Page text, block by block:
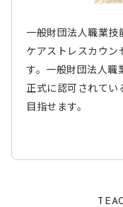
一般財団法人職業
ケアストレスカウン
す。一般財団法人職
正式に認可されて
目指せます。